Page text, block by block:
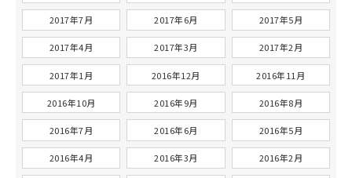
2017年7月 2017年6月 2017年5月
2017年4月 2017年3月 2017年2月
2017年1月 2016年12月 2016年11月
2016年10月 2016年9月 2016年8月
2016年7月 2016年6月 2016年5月
2016年4月 2016年3月 2016年2月